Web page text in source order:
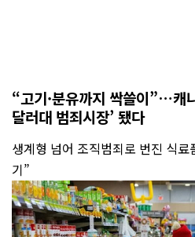
“고기·분유까지 싹쓸이”…캐
달러대 범죄시장’ 됐다
생계형 넘어 조직범죄로 번진 식
기”